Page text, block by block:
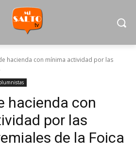
hacienda con mínima actividad por las
hacienda con
por las
de la Foica